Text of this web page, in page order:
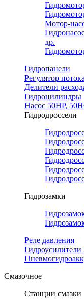
Мотор-
др.
Гидропанели
Регулятор потока
Делители
Гидроцилиндры
Насос 50НР,
Гидродроссели
Гидрозамки
Реле давления
Смазочное
Станции смазки